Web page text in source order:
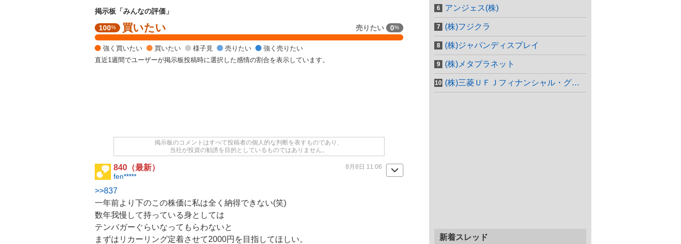
掲示板「みんなの評価」
強
く
買
い
100% 買いたい 売りたい 0%
強く買いたい 買いたい 様子見 売りたい
強く売りたい
直近1週間でユーザーが掲示板投稿時に選択した感情の割合を表示しています。
掲示板のコメントはすべて投稿者の個人的な判断を表すものであり、
当社が投資の勧誘を目的としているものではありません。
840（最新）
fen*****
8月8日 11:06
>>837
一年前より下のこの株価に私は全く納得できない(笑)
数年我慢して持っている身としては
テンバガーぐらいなってもらわないと
まずはリカーリング定着させて2000円を目指してほしい。
アンジェス(株)
(株)フジクラ
(株)ジャパンディスプレイ
(株)メタプラネット
(株)三菱ＵＦＪフィナンシャル・グループ
新着スレッド